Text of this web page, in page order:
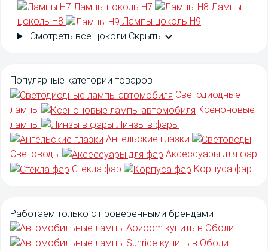
Лампы цоколь H7
Лампы
цоколь H8
Лампы цоколь H9
Смотреть все цоколи Скрыть
Популярные категории товаров
Светодиодные
лампы
Ксеноновые
лампы
Линзы в фары
Ангельские глазки
Световоды
Аксессуары для фар
Стекла фар
Корпуса фар
Работаем только с проверенными брендами